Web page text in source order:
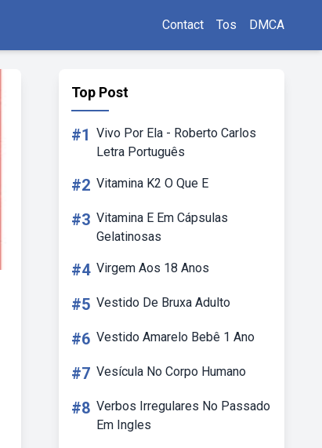
Contact Tos DMCA
Top Post
#1 Vivo Por Ela - Roberto Carlos
Letra Português
#2 Vitamina K2 O Que E
#3 Vitamina E Em Cápsulas
Gelatinosas
#4 Virgem Aos 18 Anos
#5 Vestido De Bruxa Adulto
#6 Vestido Amarelo Bebê 1 Ano
#7 Vesícula No Corpo Humano
#8 Verbos Irregulares No Passado
Em Ingles